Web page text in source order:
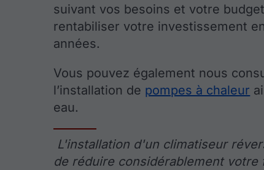
suivant vos besoins et votre
rentabiliser votre investissement
années.
Vous pouvez également nous
l’installation de pompes à chaleur
eau.
L'installation d'un climatiseur
de réduire considérablement votre